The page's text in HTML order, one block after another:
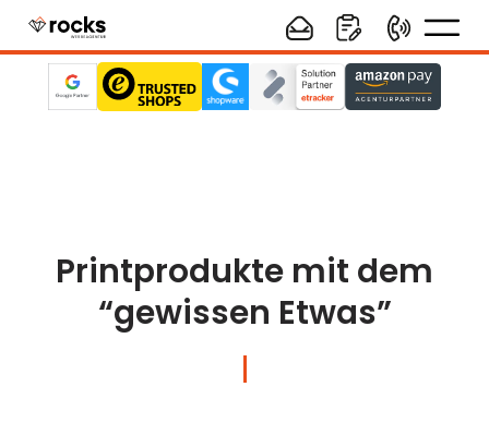
Printprodukte mit dem
“gewissen Etwas”